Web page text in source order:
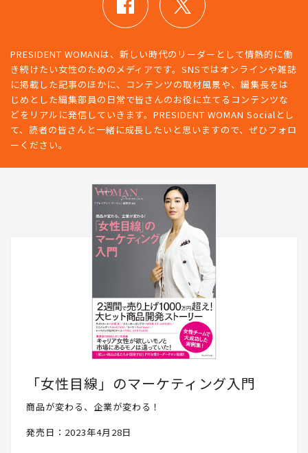
PRESIDENT WOMANは、新しい時代のリーダーとして情熱的に働
き続けたい女性のためのメディアです。SNSではオンラインや雑誌
に掲載した記事のほかに、コンテンツの取材風景や、編集長をは
じめとした編集部員の日常で皆さんのお役に立てるコンテンツな
どをリアルに発信していきます。PRESIDENT WOMAN Socialとし
て、読者の皆さんと一緒に成長したいと思いますので、ぜひフォロ
ーください。
「女性目線」のマーケティング入門
商品が変わる、企業が変わる！
発売日：2023年4月28日